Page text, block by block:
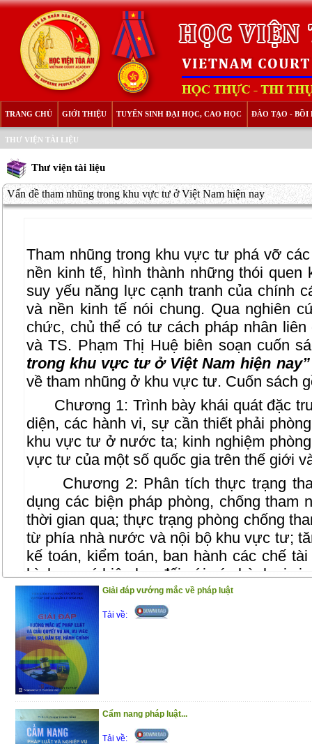
TRANG CHỦ GIỚI THIỆU TUYỂN SINH ĐẠI HỌC, CAO HỌC ĐÀO TẠO - BỒI
THƯ VIỆN TÀI LIỆU
Thư viện tài liệu
Vấn đề tham nhũng trong khu vực tư ở Việt Nam hiện nay
Tham nhũng trong khu vực tư phá vỡ
nền kinh tế, hình thành những thói quen
suy yếu năng lực cạnh tranh của chính
và nền kinh tế nói chung. Qua nghiên
chức, chủ thể có tư cách pháp nhân
và TS. Phạm Thị Huệ biên soạn cuốn
trong khu vực tư ở Việt Nam hiện
về tham nhũng ở khu vực tư. Cuốn sách
Chương 1: Trình bày khái quát đặc
diện, các hành vi, sự cần thiết phải
khu vực tư ở nước ta; kinh nghiệm
vực tư của một số quốc gia trên thế giới
Chương 2: Phân tích thực trạng
dụng các biện pháp phòng, chống tham
thời gian qua; thực trạng phòng chống
từ phía nhà nước và nội bộ khu vực tư;
kế toán, kiểm toán, ban hành các chế
hình sự có hiệu lực đối với các hành vi vi
Chương 3: Tác giả đưa ra dự báo tình
giải pháp để phòng ngừa và đấu tranh có
nhũng góp phần tạo dựng môi trường
tiền đề cho xã hội phát triển bền vững.
Trân trọng giới thiệu đến bạn đọc !
(10/12/2020)
Giải đáp vướng mắc về pháp luật
Tải về:
Cẩm nang pháp luật...
Tải về: